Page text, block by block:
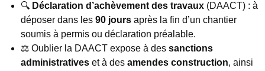
🔍 Déclaration d’achèvement des travaux (DAACT) : à
déposer dans les 90 jours après la fin d’un chantier
soumis à permis ou déclaration préalable.
⚖️ Oublier la DAACT expose à des sanctions
administratives et à des amendes construction, ainsi